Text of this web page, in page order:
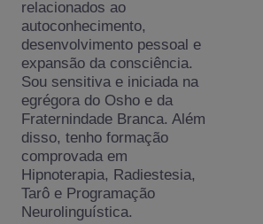
relacionados ao
autoconhecimento,
desenvolvimento pessoal e
expansão da consciência.
Sou sensitiva e iniciada na
egrégora do Osho e da
Fraternindade Branca. Além
disso, tenho formação
comprovada em
Hipnoterapia, Radiestesia,
Tarô e Programação
Neurolinguística.